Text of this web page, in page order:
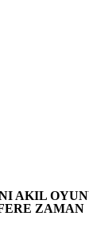
AKIL
ZAMAN